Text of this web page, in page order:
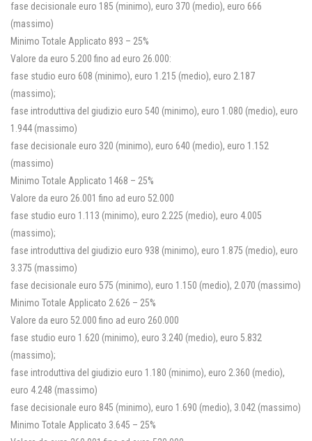
fase decisionale euro 185 (minimo), euro 370 (medio), euro 666
(massimo)
Minimo Totale Applicato 893 – 25%
Valore da euro 5.200 fino ad euro 26.000:
fase studio euro 608 (minimo), euro 1.215 (medio), euro 2.187
(massimo);
fase introduttiva del giudizio euro 540 (minimo), euro 1.080 (medio), euro
1.944 (massimo)
fase decisionale euro 320 (minimo), euro 640 (medio), euro 1.152
(massimo)
Minimo Totale Applicato 1468 – 25%
Valore da euro 26.001 fino ad euro 52.000
fase studio euro 1.113 (minimo), euro 2.225 (medio), euro 4.005
(massimo);
fase introduttiva del giudizio euro 938 (minimo), euro 1.875 (medio), euro
3.375 (massimo)
fase decisionale euro 575 (minimo), euro 1.150 (medio), 2.070 (massimo)
Minimo Totale Applicato 2.626 – 25%
Valore da euro 52.000 fino ad euro 260.000
fase studio euro 1.620 (minimo), euro 3.240 (medio), euro 5.832
(massimo);
fase introduttiva del giudizio euro 1.180 (minimo), euro 2.360 (medio),
euro 4.248 (massimo)
fase decisionale euro 845 (minimo), euro 1.690 (medio), 3.042 (massimo)
Minimo Totale Applicato 3.645 – 25%